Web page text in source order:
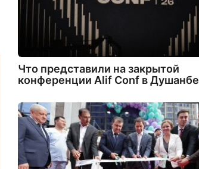
Что представили на закрытой
конференции Alif Conf в Душанбе